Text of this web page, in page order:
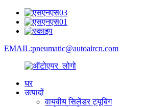
EMAIL:pneumatic@autoaircn.com
घर
उत्पादों
वायवीय सिलेंडर ट्यूबिंग